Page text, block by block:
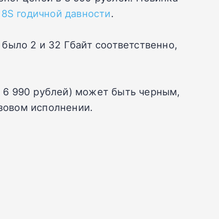
годичной давности.
2 и 32 Гбайт соответственно,
6 990 рублей) может быть черным,
исполнении.